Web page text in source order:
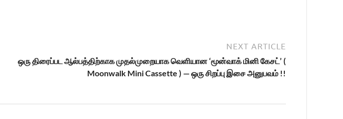
NEXT ARTICLE
ஒரு திரைப்பட ஆல்பத்திற்காக முதல்முறையாக வெளியான ‘மூன்வாக் மினி கேசட்’ (
Moonwalk Mini Cassette ) — ஒரு சிறப்பு இசை அனுபவம் !!